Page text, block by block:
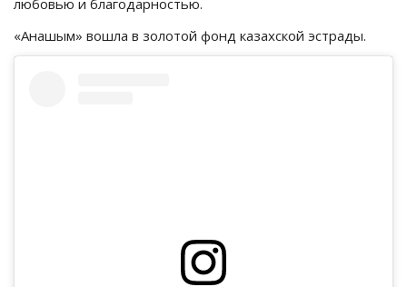
любовью и благодарностью.
«Анашым» вошла в золотой фонд казахской эстрады.